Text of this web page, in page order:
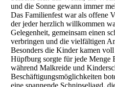
und die Sonne gewann immer
Das Familienfest war als offene
der jeder herzlich willkommen
Gelegenheit, gemeinsam einen
verbringen und die vielfältigen
Besonders die Kinder kamen
Hüpfburg sorgte für jede Menge
während Malkreide und
Beschäftigungsmöglichkeiten